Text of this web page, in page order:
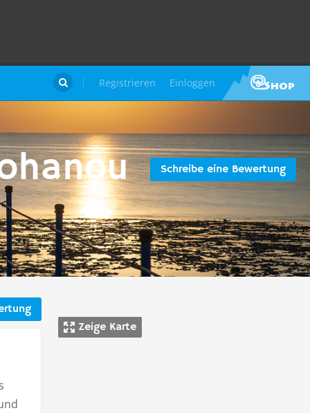
Registrieren Einloggen

Schreibe eine Bewertung
Zeige Karte